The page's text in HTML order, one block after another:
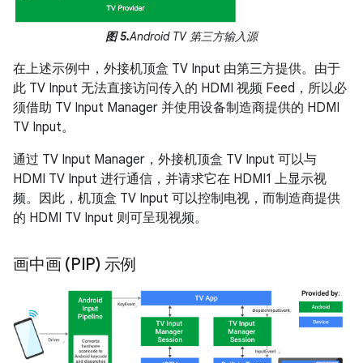
图 5.Android TV 第三方输入源
在上述示例中，外接机顶盒 TV Input 由第三方提供。由于
此 TV Input 无法直接访问传入的 HDMI 视频 Feed，所以必
须借助 TV Input Manager 并使用设备制造商提供的 HDMI
TV Input。
通过 TV Input Manager，外接机顶盒 TV Input 可以与
HDMI TV Input 进行通信，并请求它在 HDMI1 上显示视
频。因此，机顶盒 TV Input 可以控制电视，而制造商提供
的 HDMI TV Input 则可呈现视频。
画中画 (PIP) 示例